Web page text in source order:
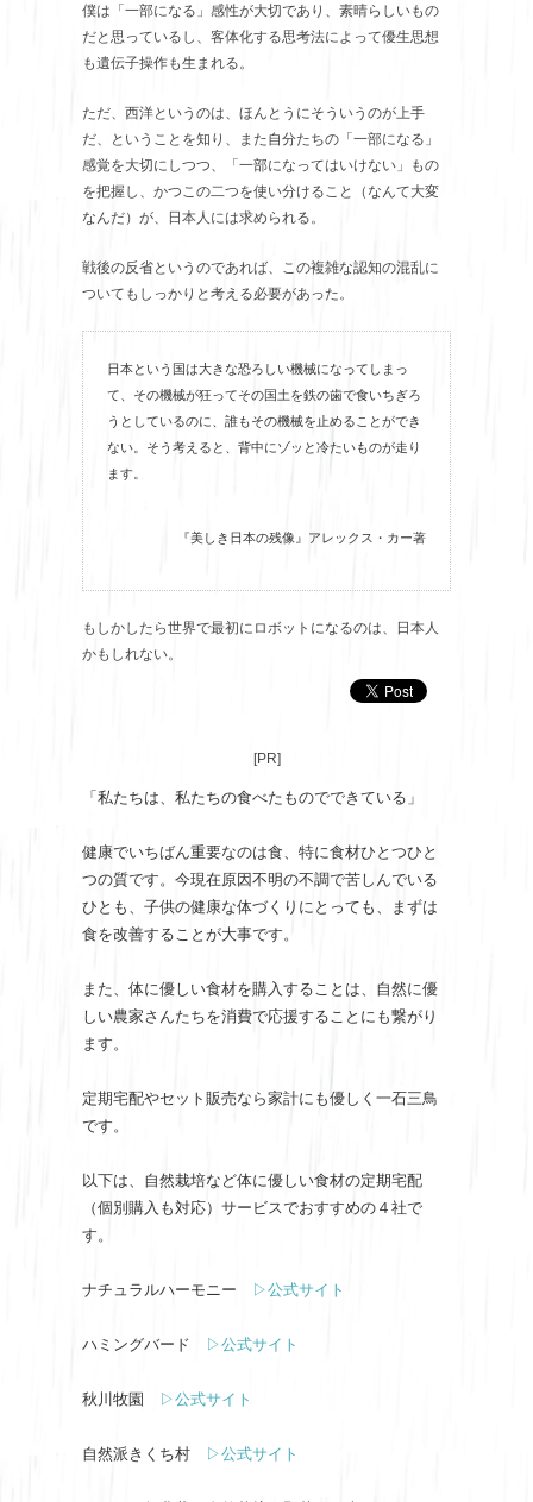
僕は「一部になる」感性が大切であり、素晴らしいもの
だと思っているし、客体化する思考法によって優生思想
も遺伝子操作も生まれる。
ただ、西洋というのは、ほんとうにそういうのが上手
だ、ということを知り、また自分たちの「一部になる」
感覚を大切にしつつ、「一部になってはいけない」もの
を把握し、かつこの二つを使い分けること（なんて大変
なんだ）が、日本人には求められる。
戦後の反省というのであれば、この複雑な認知の混乱に
ついてもしっかりと考える必要があった。
日本という国は大きな恐ろしい機械になってしまっ
て、その機械が狂ってその国土を鉄の歯で食いちぎろ
うとしているのに、誰もその機械を止めることができ
ない。そう考えると、背中にゾッと冷たいものが走り
ます。
『美しき日本の残像』アレックス・カー著
もしかしたら世界で最初にロボットになるのは、日本人
かもしれない。
[PR]
「私たちは、私たちの食べたものでできている」
健康でいちばん重要なのは食、特に食材ひとつひと
つの質です。今現在原因不明の不調で苦しんでいる
ひとも、子供の健康な体づくりにとっても、まずは
食を改善することが大事です。
また、体に優しい食材を購入することは、自然に優
しい農家さんたちを消費で応援することにも繋がり
ます。
定期宅配やセット販売なら家計にも優しく一石三鳥
です。
以下は、自然栽培など体に優しい食材の定期宅配
（個別購入も対応）サービスでおすすめの４社で
す。
ナチュラルハーモニー ▷公式サイト
ハミングバード ▷公式サイト
秋川牧園 ▷公式サイト
自然派きくち村 ▷公式サイト